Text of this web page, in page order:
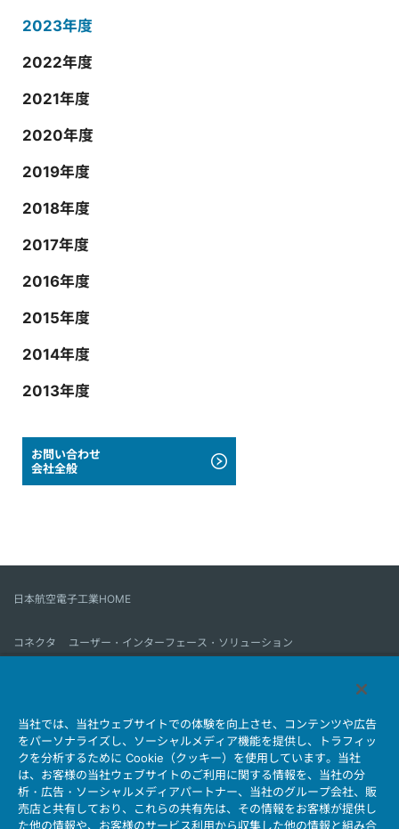
2023年度
2022年度
2021年度
2020年度
2019年度
2018年度
2017年度
2016年度
2015年度
2014年度
2013年度
お問い合わせ
会社全般
日本航空電子工業HOME
コネクタ
ユーザー・インターフェース・ソリューション
会社情報 サステナビリティ IR情報 採用情報
会社情報新着一覧
製品情報新着一覧
サイトマップ お問い合わせ
個人情報保護ポリシー JAE Cookie Policy
当社では、当社ウェブサイトでの体験を向上させ、コンテンツや広告
をパーソナライズし、ソーシャルメディア機能を提供し、トラフィッ
クを分析するために Cookie（クッキー）を使用しています。当社
は、お客様の当社ウェブサイトのご利用に関する情報を、当社の分
析・広告・ソーシャルメディアパートナー、当社のグループ会社、販
売店と共有しており、これらの共有先は、その情報をお客様が提供し
た他の情報や、お客様のサービス利用から収集した他の情報と組み合